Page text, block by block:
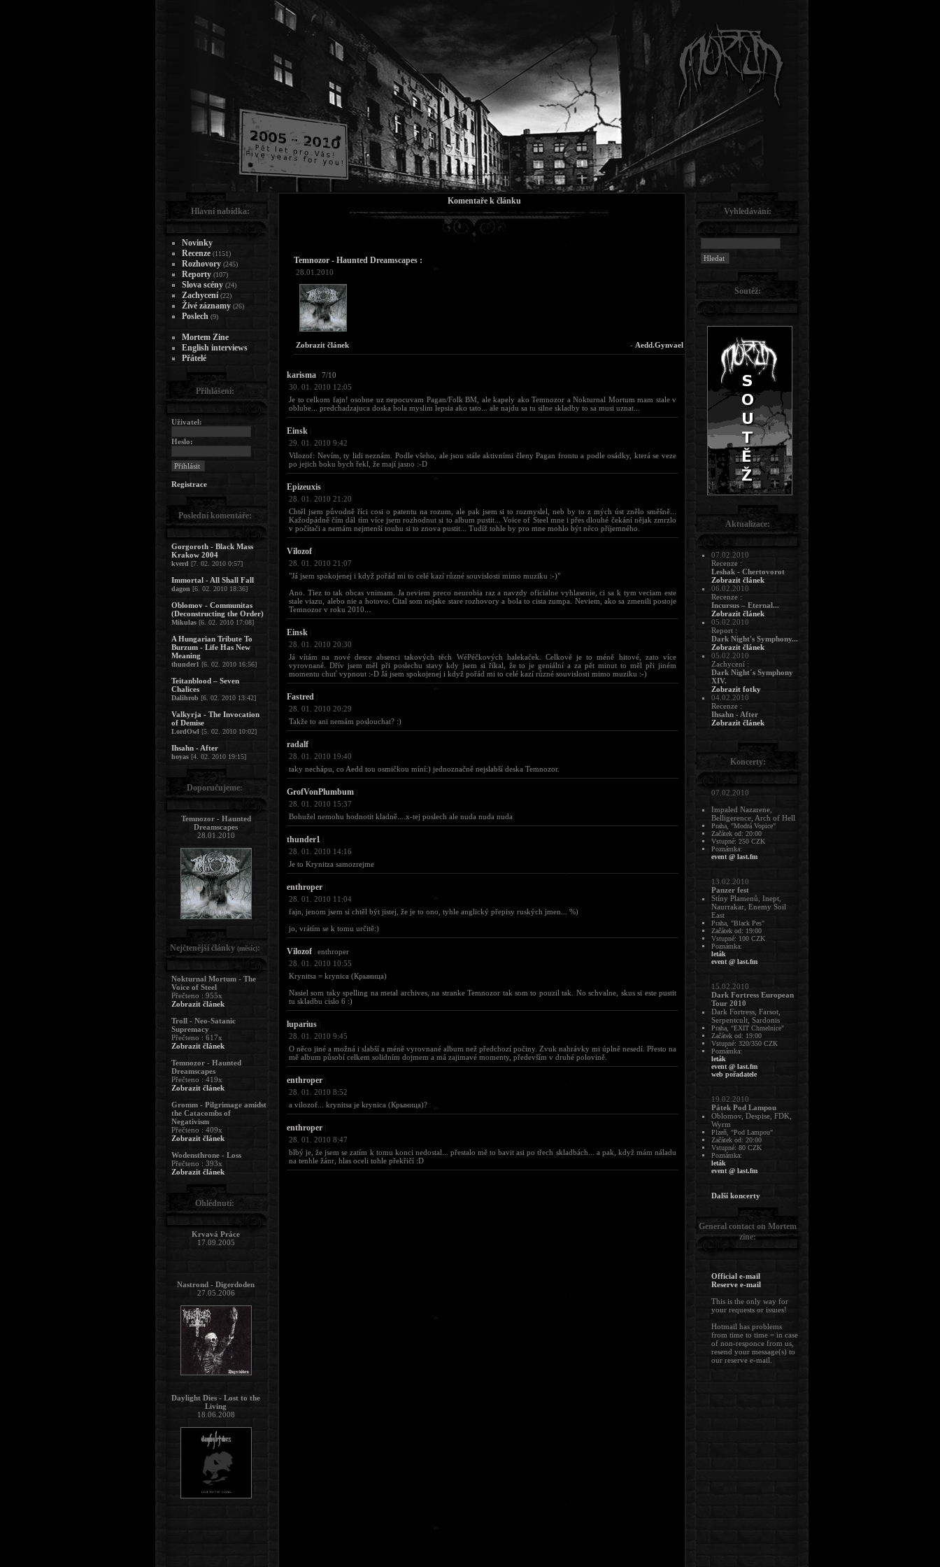
Komentaře k článku
Temnozor - Haunted Dreamscapes :
28.01.2010
Zobrazit článek - Aedd.Gynvael
karisma
7/10
30. 01. 2010 12:05
Je to celkom fajn! osobne uz nepocuvam Pagan/Folk BM, ale kapely ako Temnozor a Nokturnal Mortum mam stale v
oblube... predchadzajuca doska bola myslim lepsia ako tato... ale najdu sa tu silne skladby to sa musi uznat...
Einsk
29. 01. 2010 9:42
Vilozof: Nevím, ty lidi neznám. Podle všeho, ale jsou stále aktivními členy Pagan frontu a podle osádky, která se veze
po jejich boku bych řekl, že mají jasno :-D
Epizeuxis
28. 01. 2010 21:20
Chtěl jsem původně říci cosi o patentu na rozum, ale pak jsem si to rozmyslel, neb by to z mých úst znělo směšně...
Kažodpádně čím dál tím více jsem rozhodnut si to album pustit... Voice of Steel mne i přes dlouhé čekání nějak zmrzlo
v počítači a nemám nejmenší touhu si to znova pustit... Tudíž tohle by pro mne mohlo být něco příjemného.
Vilozof
28. 01. 2010 21:07
"Já jsem spokojenej i když pořád mi to celé kazí různé souvislosti mimo muziku :-)"
Ano. Tiez to tak obcas vnimam. Ja neviem preco neurobia raz a navzdy oficialne vyhlasenie, ci sa k tym veciam este
stale viazu, alebo nie a hotovo. Cital som nejake stare rozhovory a bola to cista zumpa. Neviem, ako sa zmenili postoje
Temnozor v roku 2010...
Einsk
28. 01. 2010 20:30
Já vítám na nové desce absenci takových těch WéPéčkových halekaček. Celkově je to méně hitové, zato více
vyrovnané. Dřív jsem měl při poslechu stavy kdy jsem si říkal, že to je geniální a za pět minut to měl při jiném
momentu chuť vypnout :-D Já jsem spokojenej i když pořád mi to celé kazí různé souvislosti mimo muziku :-)
Fastred
28. 01. 2010 20:29
Takže to ani nemám poslouchat? :)
radalf
28. 01. 2010 19:40
taky nechápu, co Aedd tou osmičkou míní:) jednoznačně nejslabší deska Temnozor.
GrofVonPlumbum
28. 01. 2010 15:37
Bohužel nemohu hodnotit kladně....x-tej poslech ale nuda nuda nuda
thunder1
28. 01. 2010 14:16
Je to Krynitza samozrejme
enthroper
28. 01. 2010 11:04
fajn, jenom jsem si chtěl být jistej, že je to ono, tyhle anglický přepisy ruských jmen... %)
jo, vrátím se k tomu určitě:)
Vilozof
enthroper
28. 01. 2010 10:55
Krynitsa = krynica (Крыница)
Nasiel som taky spelling na metal archives, na stranke Temnozor tak som to pouzil tak. No schvalne, skus si este pustit
tu skladbu cislo 6 :)
luparius
28. 01. 2010 9:45
O něco jiné a možná i slabší a méně vyrovnané album než předchozí počiny. Zvuk nahrávky mi úplně nesedí. Přesto na
mě album působí celkem solidním dojmem a má zajimavé momenty, především v druhé polovině.
enthroper
28. 01. 2010 8:52
a vilozof... krynitsa je krynica (Крыница)?
enthroper
28. 01. 2010 8:47
blbý je, že jsem se zatím k tomu konci nedostal... přestalo mě to bavit asi po třech skladbách... a pak, když mám náladu
na tenhle žánr, hlas oceli tohle překřičí :D
Hlavní nabídka:
Novinky
Recenze (1151)
Rozhovory (245)
Reporty (107)
Slova scény (24)
Zachycení (22)
Živé záznamy (26)
Poslech (9)
Mortem Zine
English interviews
Přátelé
Přihlášení:
Uživatel:
Heslo:
Registrace
Poslední komentáře:
Gorgoroth - Black Mass
Krakow 2004
kverd [7. 02. 2010 0:57]
Immortal - All Shall Fall
dagon [6. 02. 2010 18:36]
Oblomov - Communitas
(Deconstructing the Order)
Mikulas [6. 02. 2010 17:08]
A Hungarian Tribute To
Burzum - Life Has New
Meaning
thunder1 [6. 02. 2010 16:56]
Teitanblood – Seven
Chalices
Dalihrob [6. 02. 2010 13:42]
Valkyrja - The Invocation
of Demise
LordOwl [5. 02. 2010 10:02]
Ihsahn - After
hoyas [4. 02. 2010 19:15]
Doporučujeme:
Temnozor - Haunted
Dreamscapes
28.01.2010
Nejčtenější články (měsíc):
Nokturnal Mortum - The
Voice of Steel
Přečteno : 955x
Zobrazit článek
Troll - Neo-Satanic
Supremacy
Přečteno : 617x
Zobrazit článek
Temnozor - Haunted
Dreamscapes
Přečteno : 419x
Zobrazit článek
Gromm - Pilgrimage amidst
the Catacombs of
Negativism
Přečteno : 409x
Zobrazit článek
Wodensthrone - Loss
Přečteno : 393x
Zobrazit článek
Ohlédnutí:
Krvavá Práce
17.09.2005
Nastrond - Digerdoden
27.05.2006
Daylight Dies - Lost to the
Living
18.06.2008
Vyhledávání:
Soutěž:
Aktualizace:
07.02.2010
Recenze :
Leshak - Chertovorot
Zobrazit článek
06.02.2010
Recenze :
Incursus – Eternal...
Zobrazit článek
05.02.2010
Report :
Dark Night's Symphony...
Zobrazit článek
05.02.2010
Zachycení :
Dark Night´s Symphony
XIV.
Zobrazit fotky
04.02.2010
Recenze :
Ihsahn - After
Zobrazit článek
Koncerty:
07.02.2010
Impaled Nazarene,
Belligerence, Arch of Hell
Praha, "Modrá Vopice"
Začátek od: 20:00
Vstupné: 250 CZK
Poznámka:
event @ last.fm
13.02.2010
Panzer fest
Stíny Plamenů, Inept,
Naurrakar, Enemy Soil
East
Praha, "Black Pes"
Začátek od: 19:00
Vstupné: 100 CZK
Poznámka:
leták
event @ last.fm
15.02.2010
Dark Fortress European
Tour 2010
Dark Fortress, Farsot,
Serpentcult, Sardonis
Praha, "EXIT Chmelnice"
Začátek od: 19:00
Vstupné: 320/350 CZK
Poznámka:
leták
event @ last.fm
web pořadatele
19.02.2010
Pátek Pod Lampou
Oblomov, Despise, FDK,
Wyrm
Plzeň, "Pod Lampou"
Začátek od: 20:00
Vstupné: 80 CZK
Poznámka:
leták
event @ last.fm
Další koncerty
General contact on Mortem
zine:
Official e-mail
Reserve e-mail
This is the only way for
your requests or issues!
Hotmail has problems
from time to time = in case
of non-responce from us,
resend your message(s) to
our reserve e-mail.